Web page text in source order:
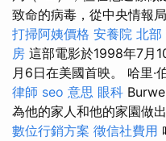
致命的病毒，從中央情報
打掃阿姨價格 安養院 北部
房 這部電影於1998年7月
月6日在美國首映。 哈里·
律師 seo 意思 眼科
為他的家人和他的家園做
數位行銷方案 徵信社費用